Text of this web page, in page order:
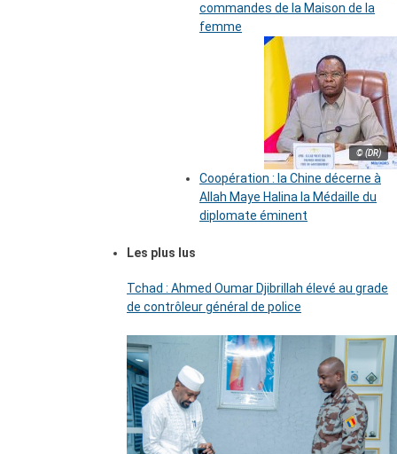
commandes de la Maison de la
femme
© (DR)
Coopération : la Chine décerne à
Allah Maye Halina la Médaille du
diplomate éminent
Les plus lus
Tchad : Ahmed Oumar Djibrillah élevé au grade
de contrôleur général de police